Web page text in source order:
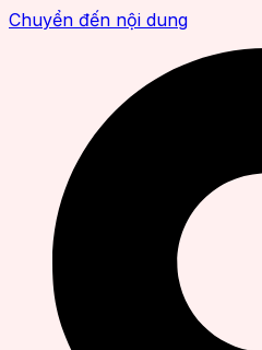
Chuyển đến nội dung